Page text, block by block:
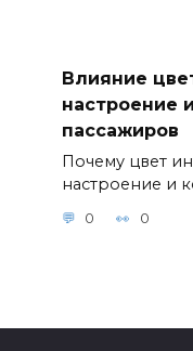
Влияние
настроение
пассажиров
Почему цвет
настроение и
0 0